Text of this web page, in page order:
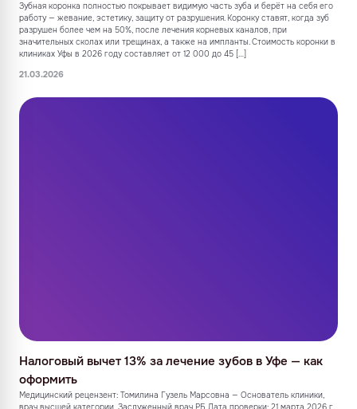
Зубная коронка полностью покрывает видимую часть зуба и берёт на себя его
работу — жевание, эстетику, защиту от разрушения. Коронку ставят, когда зуб
разрушен более чем на 50%, после лечения корневых каналов, при
значительных сколах или трещинах, а также на импланты. Стоимость коронки в
клиниках Уфы в 2026 году составляет от 12 000 до 45 […]
21.03.2026
Налоговый вычет 13% за лечение зубов в Уфе — как
оформить
Медицинский рецензент: Томилина Гузель Марсовна — Основатель клиники,
врач высшей категории, Заслуженный врач РБ Дата проверки: 21 марта 2026 г.